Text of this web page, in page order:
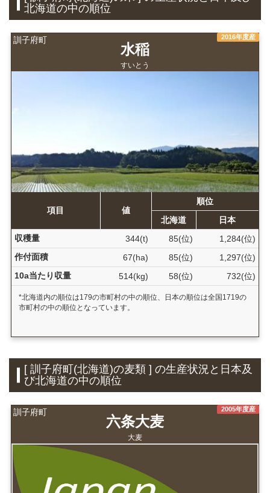
北海道の中の順位
訓子府町 2016年度産
水稲
すいとう
項目 値
順位
北海道
日本
収穫量
344(t) 85(位)
1,284(位)
作付面積
67(ha) 85(位)
1,297(位)
10a当たり収量
514(kg) 58(位) 732(位)
*北海道内の順位は179の市町村の中の順位、日本の順位は全国1719の
市町村の中の順位となっています。
[ 訓子府町(北海道)の麦類 ] の生産状況と日本及
び北海道の中の順位
訓子府町 2005年度産
六条大麦
大麦